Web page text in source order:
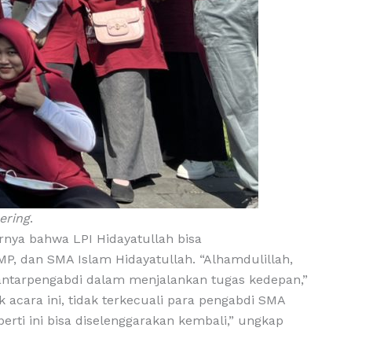
.
bahwa LPI Hidayatullah bisa
dan SMA Islam Hidayatullah. “Alhamdulillah,
dalam menjalankan tugas kedepan,”
ini, tidak terkecuali para pengabdi SMA
ini bisa diselenggarakan kembali,” ungkap